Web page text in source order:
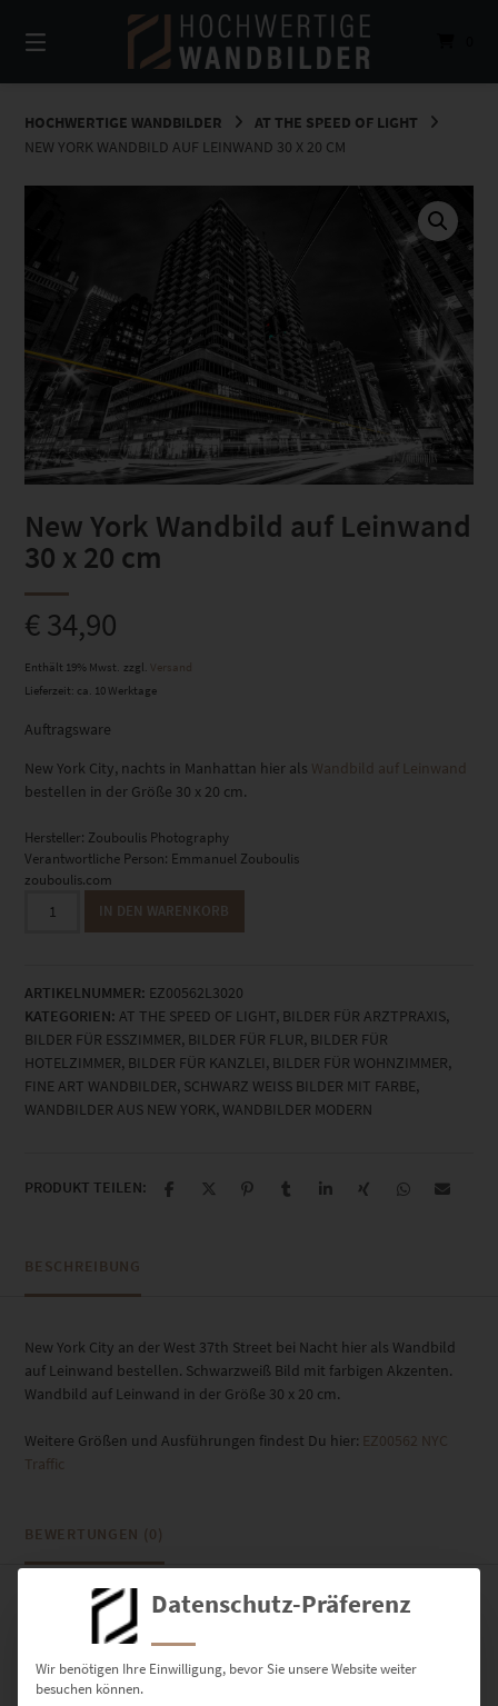
zum
Inhalt
HOCHWERTIGE WANDBILDER
AT THE SPEED OF LIGHT
NEW YORK WANDBILD AUF LEINWAND 30 X 20 CM
New York Wandbild auf Leinwand
30 x 20 cm
€34,90
Enthält 19% Mwst. zzgl. Versand
Lieferzeit: ca. 10 Werktage
Auftragsware
New York City, nachts in Manhattan hier als Wandbild auf Leinwand
bestellen in der Größe 30 x 20 cm.
Hersteller: Zouboulis Photography
Verantwortliche Person: Emmanuel Zouboulis
zouboulis.com
York
Leinwand
30
x
20
cm
Menge
IN DEN WARENKORB
ARTIKELNUMMER: EZ00562L3020
KATEGORIEN: AT THE SPEED OF LIGHT, BILDER FÜR ARZTPRAXIS,
BILDER FÜR ESSZIMMER, BILDER FÜR FLUR, BILDER FÜR
HOTELZIMMER, BILDER FÜR KANZLEI, BILDER FÜR WOHNZIMMER,
FINE ART WANDBILDER, SCHWARZ WEISS BILDER MIT FARBE ,
WANDBILDER AUS NEW YORK, WANDBILDER MODERN
PRODUKT TEILEN:
BESCHREIBUNG
New York City an der West 37th Street bei Nacht hier als Wandbild
auf Leinwand bestellen. Schwarzweiß Bild mit farbigen Akzenten.
Wandbild auf Leinwand in der Größe 30 x 20 cm.
Weitere Größen und Ausführungen findest Du hier: EZ00562 NYC
Traffic
BEWERTUNGEN (0)
0 0Bewertungen
Datenschutz-Präferenz
Wir benötigen Ihre Einwilligung, bevor Sie unsere Website weiter
besuchen können.